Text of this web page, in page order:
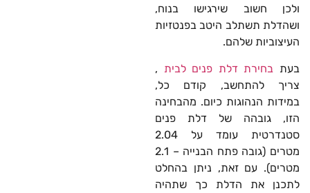
ולכן חשוב שירגישו בנוח,
ושהדלת תשתלב היטב בפנטזיות
העיצוביות שלהם.
בעת בחירת דלת פנים לבית ,
צריך להתחשב, קודם כל,
במידות הנהוגות כיום. מהבחינה
הזו, גובהה של דלת פנים
סטנדרטית עומד על 2.04
מטרים (גובה פתח הבנייה – 2.1
מטרים). עם זאת, ניתן בהחלט
לתכנן את הדלת כך שתהיה